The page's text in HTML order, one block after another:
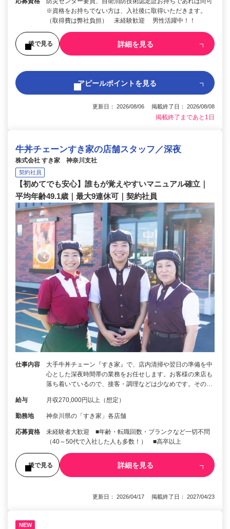
※資格をお持ちでない方は、入社後に取得いただきます。
（取得費は弊社負担） 未経験歓迎 男性活躍中！！
後で見る 詳細を見る
アピールポイントを見る
更新日： 2026/08/06 掲載終了日： 2026/08/08
掲載終了まであと1日
牛丼チェーンすき家の店舗スタッフ／深夜
株式会社 すき家 神奈川支社
契約社員
【初めてでも安心】誰もが覚えやすいマニュアル確立｜
平均年齢49.1歳｜最大9連休可｜契約社員
仕事内容
大手牛丼チェーン『すき家』で、店内清掃や翌日の準備を中
心とした深夜時間帯の業務をお任せします。お客様の来店も
落ち着いているので、接客・調理などは少なめです。その…
給与 月収270,000円以上（想定）
勤務地 神奈川県の「すき家」各店舗
応募資格
未経験者大歓迎 ■年齢・転職回数・ブランクなど一切不問
（40～50代で入社した人も多数！） ■高卒以上
後で見る 詳細を見る
更新日： 2026/04/17 掲載終了日： 2027/04/23
NEW